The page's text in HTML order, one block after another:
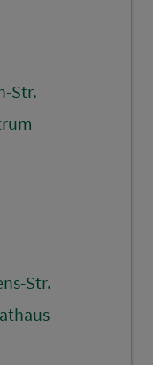
Str.
Str.